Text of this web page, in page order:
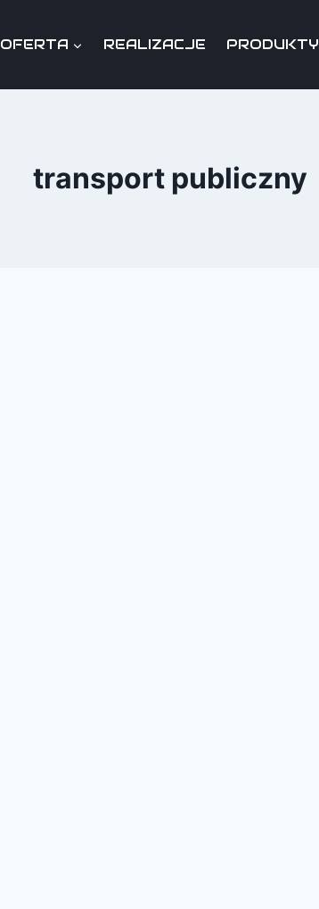
OFERTA REALIZACJE PRODUKTY
transport publiczny